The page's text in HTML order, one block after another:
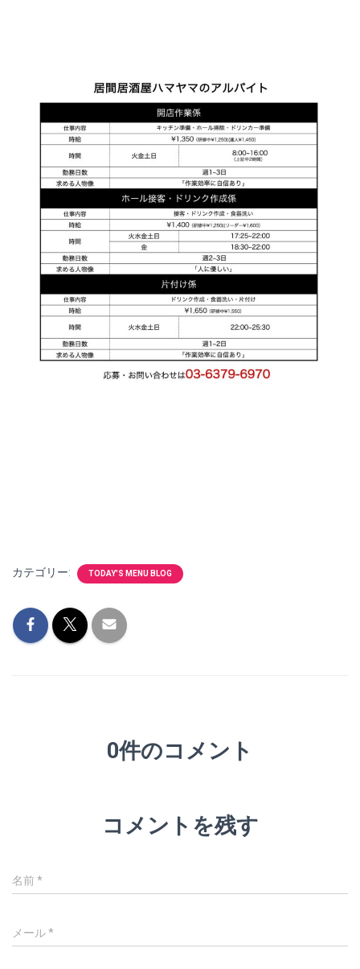
カテゴリー: TODAY'S MENU BLOG
0件のコメント
コメントを残す
名前*
メール*